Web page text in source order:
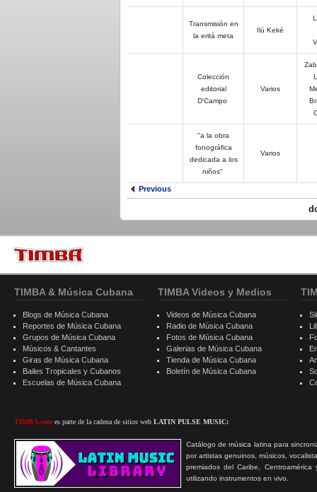
Transmisión en
la eritá meta
Ilú Keké
Colección
editorial
D'Campo
Varios
"a la obra
fonográfica
dedicada a los
niños"
Varios
Previous
TIMBA & Música Cubana
Blogs de Música Cubana
Reportes de Música Cubana
Grupos de Música Cubana
Músicos & Cantantes
Giras de Música Cubana
Bailes Tropicales y Cubanos
Escuelas de Música Cubana
TIMBA.com es parte de la cadena de sitios web LATIN PULSE MUSIC:
Catálogo de música latina para
por artistas genuinos, músicos,
premiados del Caribe, Centroamérica
utilizando instrumentos en vivo.
TIMBA Videos y Medios
Videos de Música Cubana
Radio de Música Cubana
Fotos de Música Cubana
Galerias de Música Cubana
Tienda de Música Cubana
Boletín de Música Cubana